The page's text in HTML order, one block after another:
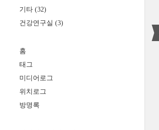
기타 (32)
건강연구실 (3)
홈
태그
미디어로그
위치로그
방명록